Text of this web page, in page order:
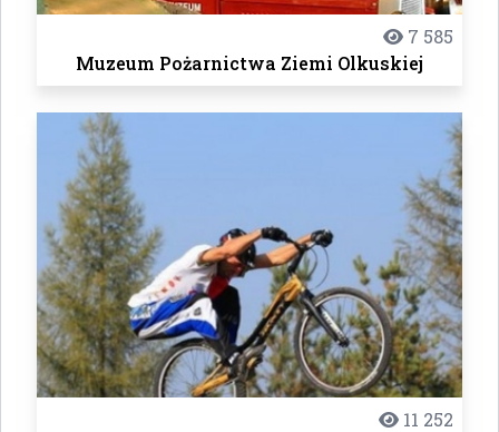
7 585
Muzeum Pożarnictwa Ziemi Olkuskiej
11 252